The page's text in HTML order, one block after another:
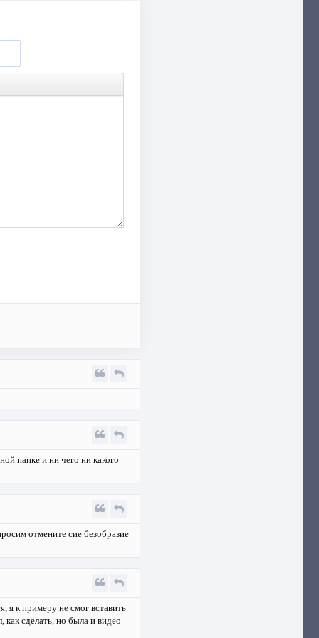
папке и ни чего ни какого
отмените сие безобразие
я к примеру не смог вставить
сделать, но была и видео